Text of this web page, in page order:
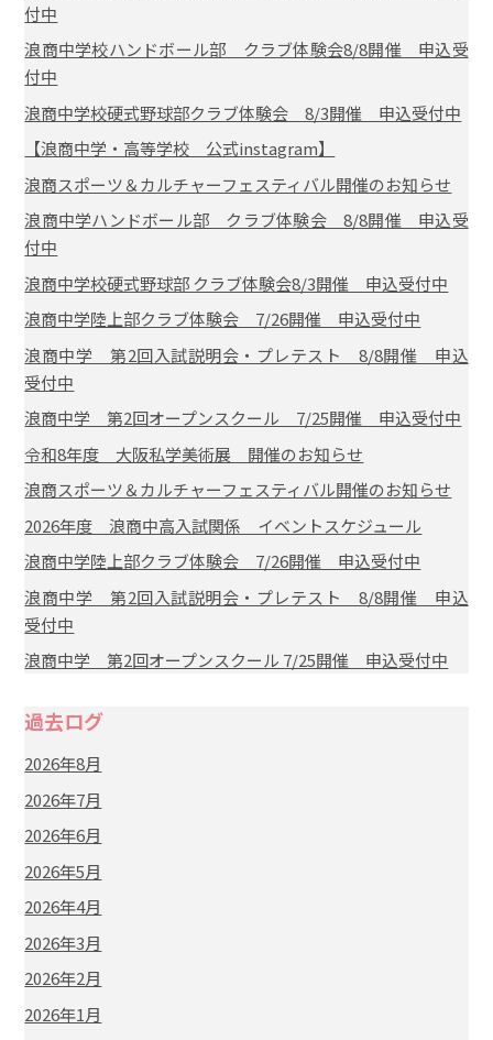
付中
浪商中学校ハンドボール部 クラブ体験会8/8開催 申込受
付中
浪商中学校硬式野球部クラブ体験会 8/3開催 申込受付中
【浪商中学・高等学校 公式instagram】
浪商スポーツ＆カルチャーフェスティバル開催のお知らせ
浪商中学ハンドボール部 クラブ体験会 8/8開催 申込受
付中
浪商中学校硬式野球部 クラブ体験会8/3開催 申込受付中
浪商中学陸上部クラブ体験会 7/26開催 申込受付中
浪商中学 第2回入試説明会・プレテスト 8/8開催 申込
受付中
浪商中学 第2回オープンスクール 7/25開催 申込受付中
令和8年度 大阪私学美術展 開催のお知らせ
浪商スポーツ＆カルチャーフェスティバル開催のお知らせ
2026年度 浪商中高入試関係 イベントスケジュール
浪商中学陸上部クラブ体験会 7/26開催 申込受付中
浪商中学 第2回入試説明会・プレテスト 8/8開催 申込
受付中
浪商中学 第2回オープンスクール 7/25開催 申込受付中
過去ログ
2026年8月
2026年7月
2026年6月
2026年5月
2026年4月
2026年3月
2026年2月
2026年1月